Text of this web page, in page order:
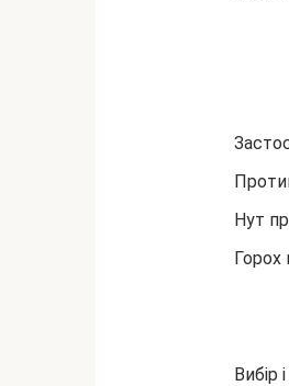
Нут
Горох
Вибір